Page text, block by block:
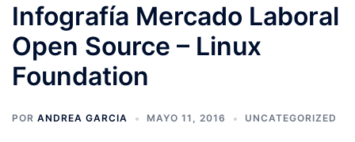
Infografía Mercado Laboral
Open Source – Linux
Foundation
POR ANDREA GARCIA MAYO 11, 2016 UNCATEGORIZED